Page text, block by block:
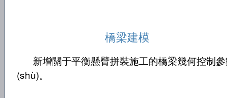
橋梁建模
新增關于平衡懸臂拼裝施工的橋梁幾何控制
(shù)。